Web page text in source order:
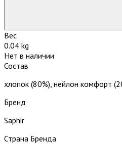
Вес
0.04 kg
Нет в наличии
Состав
хлопок (80%), нейлон комфорт
Бренд
Saphir
Страна Бренда